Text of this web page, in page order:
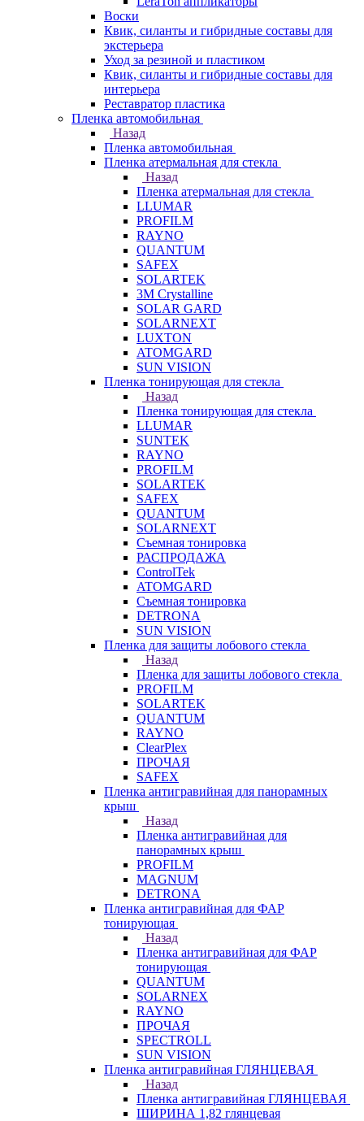
Воски
Квик, силанты и гибридные составы для
экстерьера
Уход за резиной и пластиком
Квик, силанты и гибридные составы для
интерьера
Реставратор пластика
Пленка автомобильная
Назад
Пленка автомобильная
Пленка атермальная для стекла
Назад
Пленка атермальная для стекла
LLUMAR
PROFILM
RAYNO
QUANTUM
SAFEX
SOLARTEK
3M Crystalline
SOLAR GARD
SOLARNEXT
LUXTON
ATOMGARD
SUN VISION
Пленка тонирующая для стекла
Назад
Пленка тонирующая для стекла
LLUMAR
SUNTEK
RAYNO
PROFILM
SOLARTEK
SAFEX
QUANTUM
SOLARNEXT
Съемная тонировка
РАСПРОДАЖА
ControlTek
ATOMGARD
Съемная тонировка
DETRONA
SUN VISION
Пленка для защиты лобового стекла
Назад
Пленка для защиты лобового стекла
PROFILM
SOLARTEK
QUANTUM
RAYNO
ClearPlex
ПРОЧАЯ
SAFEX
Пленка антигравийная для панорамных
крыш
Назад
Пленка антигравийная для
панорамных крыш
PROFILM
MAGNUM
DETRONA
Пленка антигравийная для ФАР
тонирующая
Назад
Пленка антигравийная для ФАР
тонирующая
QUANTUM
SOLARNEX
RAYNO
ПРОЧАЯ
SPECTROLL
SUN VISION
Пленка антигравийная ГЛЯНЦЕВАЯ
Назад
Пленка антигравийная ГЛЯНЦЕВАЯ
ШИРИНА 1,82 глянцевая